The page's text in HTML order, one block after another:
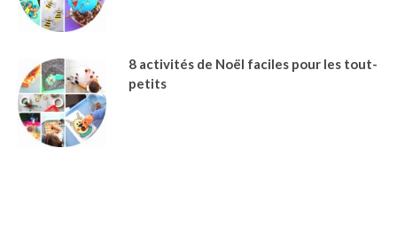
8 activités de Noël faciles pour les tout-
petits